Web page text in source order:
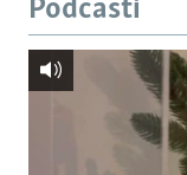
Podcasti